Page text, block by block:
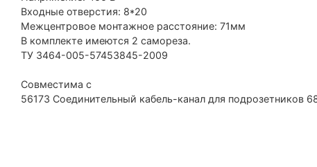
Входные отверстия: 8*20
Межцентровое монтажное расстояние: 71мм
В комплекте имеются 2 самореза.
ТУ 3464-005-57453845-2009
Совместима с
56173 Соединительный кабель-канал для подрозетников